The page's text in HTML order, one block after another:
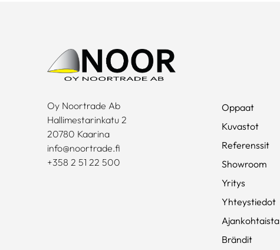
Oy Noortrade Ab
Hallimestarinkatu 2
20780 Kaarina
info@noortrade.fi
+358 2 51 22 500
Oppaat
Kuvastot
Referenssit
Showroom
Yritys
Yhteystiedot
Ajankohtaista
Brändit